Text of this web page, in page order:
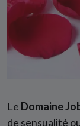
Le Domaine
de sensualité